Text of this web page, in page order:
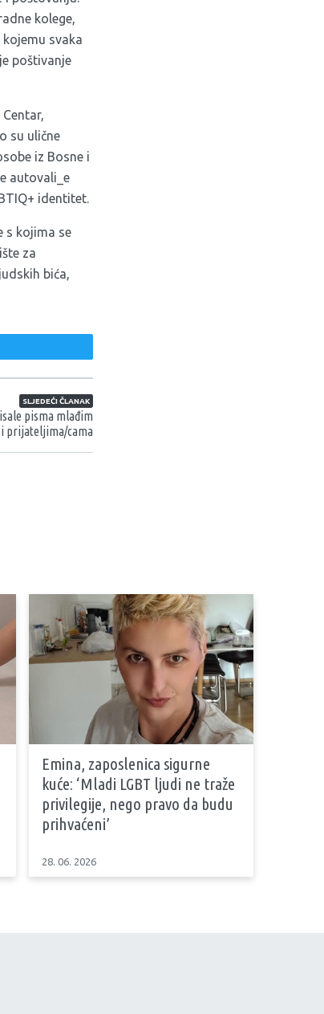
kolege,
svaka
poštivanje
su ulične
iz Bosne i
autovali_e
identitet.
s kojima se
za
bića,
SLJEDEĆI ČLANAK
pisma mlađim
prijateljima/cama
Emina, zaposlenica sigurne
kuće: ‘Mladi LGBT ljudi ne traže
privilegije, nego pravo da budu
prihvaćeni’
28. 06. 2026